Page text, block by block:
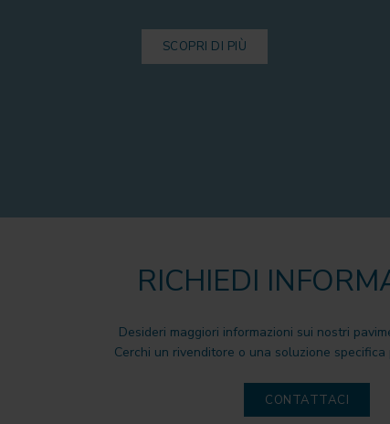
SCOPRI DI PIÙ
RICHIEDI
Desideri maggiori informazioni sui nostri
Cerchi un rivenditore o una soluzione
CONTATTACI